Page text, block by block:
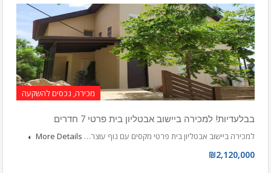
מכירה, נכסים להשקעה
בבלעדיות! למכירה ביישוב אבטליון בית פרטי 7 חדרים
למכירה ביישוב אבטליון בית פרטי מקסים עם נוף עוצר… More Details
₪2,120,000